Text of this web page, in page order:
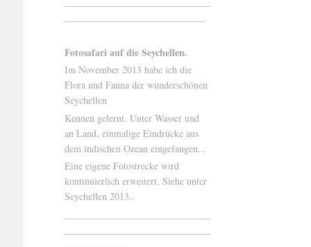
Fotosafari auf die Seychellen.
Im November 2013 habe ich die
Flora und Fauna der wunderschönen
Seychellen
Kennen gelernt. Unter Wasser und
an Land, einmalige Eindrücke aus
dem indischen Ozean eingefangen...
Eine eigene Fotostrecke wird
kontinuierlich erweitert. Siehe unter
Seychellen 2013..